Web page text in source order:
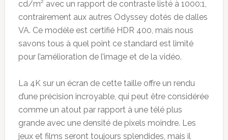
cd/m² avec un rapport de contraste listé à 1000:1,
contrairement aux autres Odyssey dotés de dalles
VA. Ce modèle est certifié HDR 400, mais nous
savons tous à quel point ce standard est limité
pour l’amélioration de l’image et de la vidéo.
La 4K sur un écran de cette taille offre un rendu
d’une précision incroyable, qui peut être considérée
comme un atout par rapport à une télé plus
grande avec une densité de pixels moindre. Les
jeux et films seront toujours splendides, mais il